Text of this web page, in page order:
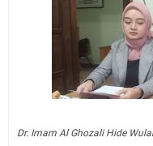
Dr. Imam Al Ghozali Hide